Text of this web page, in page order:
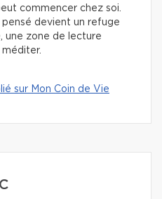
commencer chez soi.
devient un refuge
une zone de lecture
méditer.
sur Mon Coin de Vie